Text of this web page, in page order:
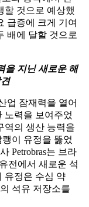
할 것으로 예상했
급증에 크게 기여
배에 달할 것으로
을 지닌 새로운 해
업 잠재력을 열어
노력을 보여주었
역의 생산 능력을
이 유정을 뚫었
Petrobras는 브라
전에서 새로운 석
유정은 수심 약
석유 저장소를